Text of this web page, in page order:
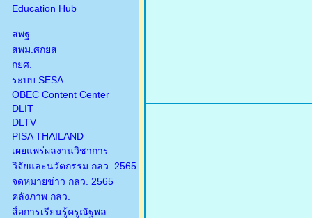
Education Hub
สพฐ
สพม.ศกยส
กยศ.
ระบบ SESA
OBEC Content Center
DLIT
DLTV
PISA THAILAND
เผยแพร่ผลงานวิชาการ
วิจัยและนวัตกรรม กลว. 2565
จดหมายข่าว กลว. 2565
คลังภาพ กลว.
สื่อการเรียนรู้ครูณัฐพล